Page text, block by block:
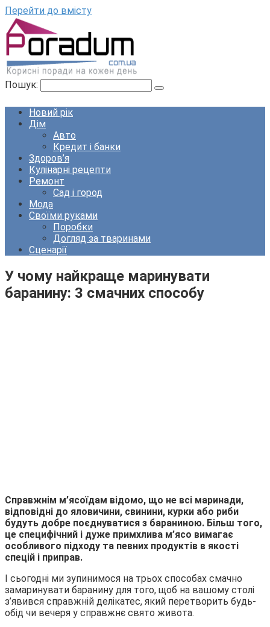
Перейти до вмісту
Пошук:
Новий рік
Дім
Авто
Кредит і банки
Здоров’я
Кулінарні рецепти
Ремонт
Сад і город
Мода
Своїми руками
Поробки
Догляд за тваринами
Сценарії
У чому найкраще маринувати
баранину: 3 смачних способу
Справжнім м’ясоїдам відомо, що не всі маринади,
відповідні до яловичини, свинини, курки або риби
будуть добре поєднуватися з бараниною. Більш того,
це специфічний і дуже примхлива м’ясо вимагає
особливого підходу та певних продуктів в якості
спецій і приправ.
І сьогодні ми зупинимося на трьох способах смачно
замаринувати баранину для того, щоб на вашому столі
з’явився справжній делікатес, який перетворить будь-
обід чи вечеря у справжнє свято живота.